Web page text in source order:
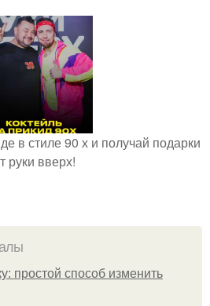
в стиле 90 х и получай подарки
руки вверх!
простой способ изменить